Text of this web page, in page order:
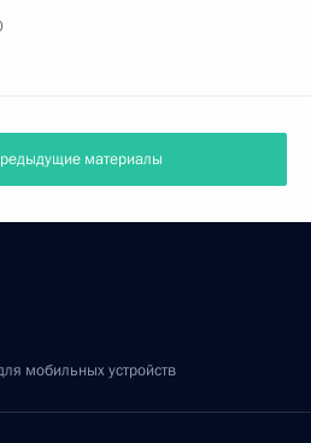
материалы
мобильных устройств